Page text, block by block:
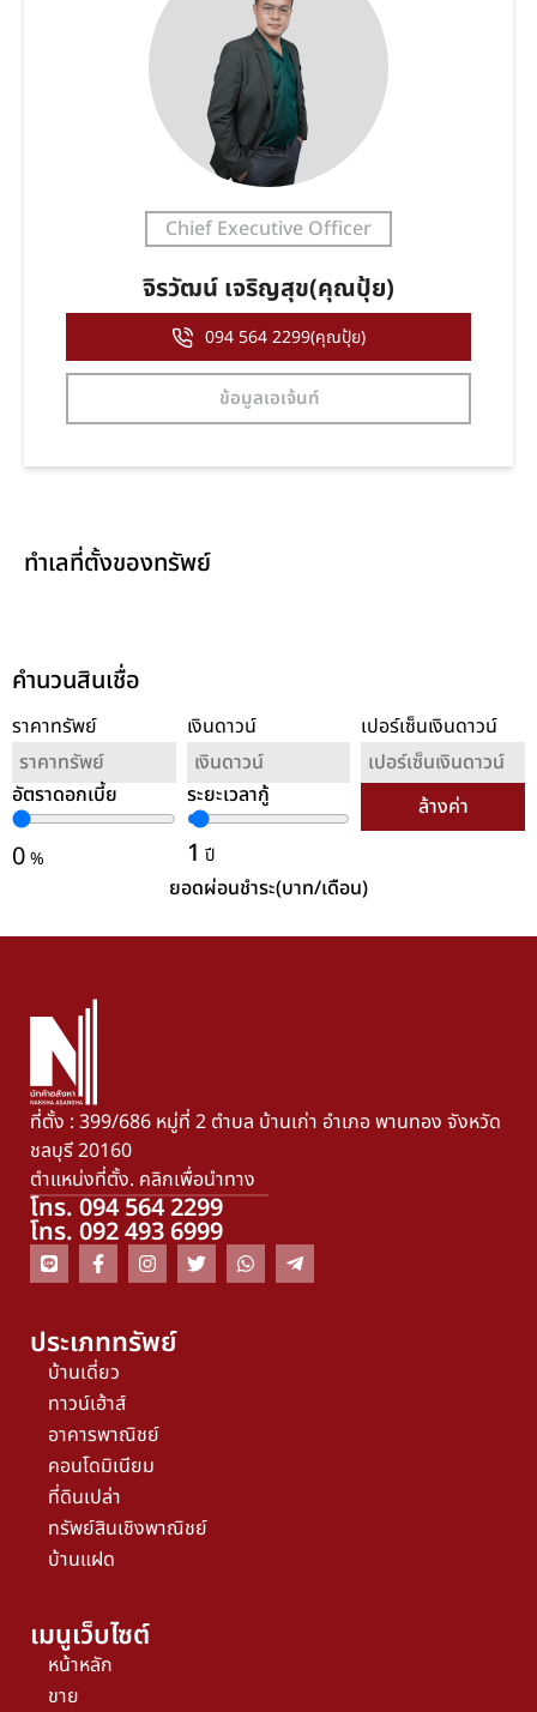
Chief Executive Officer
จิรวัฒน์ เจริญสุข(คุณปุ้ย)
094 564 2299(คุณปุ้ย)
ข้อมูลเอเจ้นท์
ทำเลที่ตั้งของทรัพย์
คำนวนสินเชื่อ
ราคาทรัพย์ เงินดาวน์ เปอร์เซ็นเงินดาวน์
อัตราดอกเบี้ย
0%
ระยะเวลากู้
1 ปี
ล้างค่า
ยอดผ่อนชำระ(บาท/เดือน)
ที่ตั้ง : 399/686 หมู่ที่ 2 ตำบล บ้านเก่า อำเภอ พานทอง จังหวัด
ชลบุรี 20160
ตำแหน่งที่ตั้ง. คลิกเพื่อนำทาง
โทร. 094 564 2299
โทร. 092 493 6999
ประเภททรัพย์
บ้านเดี่ยว
ทาวน์เฮ้าส์
อาคารพาณิชย์
คอนโดมิเนียม
ที่ดินเปล่า
ทรัพย์สินเชิงพาณิชย์
บ้านแฝด
เมนูเว็บไซต์
หน้าหลัก
ขาย